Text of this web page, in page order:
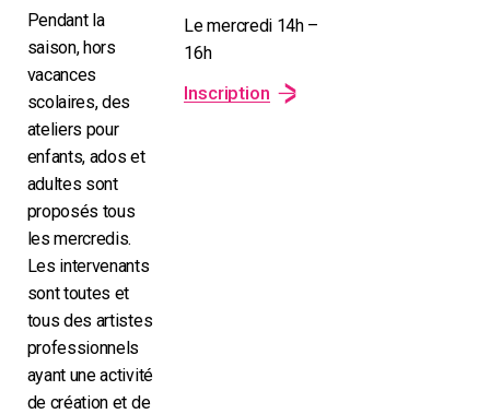
Pendant la
saison, hors
vacances
scolaires, des
ateliers pour
enfants, ados et
adultes sont
proposés tous
les mercredis.
Les intervenants
sont toutes et
tous des artistes
professionnels
ayant une activité
de création et de
Le mercredi 14h –
16h
Inscription